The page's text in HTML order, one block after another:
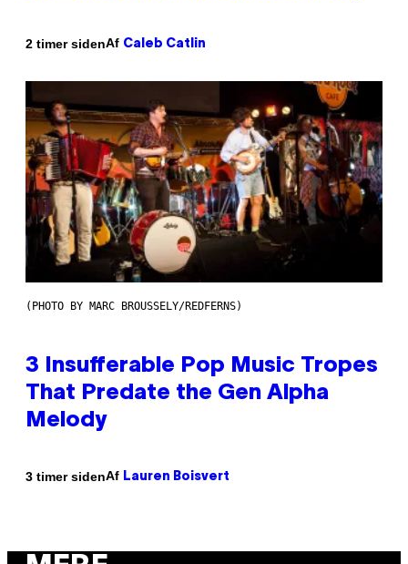
2 timer sidenAf Caleb Catlin
(PHOTO BY MARC BROUSSELY/REDFERNS)
3 Insufferable Pop Music Tropes
That Predate the Gen Alpha
Melody
3 timer sidenAf Lauren Boisvert